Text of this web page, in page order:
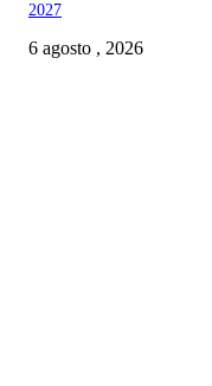
2027
6 agosto , 2026